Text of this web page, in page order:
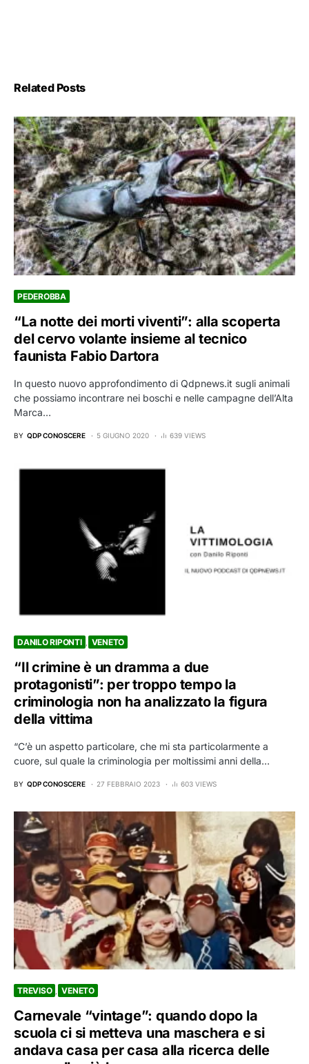
Related Posts
PEDEROBBA
“La notte dei morti viventi”: alla scoperta
del cervo volante insieme al tecnico
faunista Fabio Dartora
In questo nuovo approfondimento di Qdpnews.it sugli animali
che possiamo incontrare nei boschi e nelle campagne dell’Alta
Marca…
BY QDP CONOSCERE 5 GIUGNO 2020 639 VIEWS
DANILO RIPONTI VENETO
“Il crimine è un dramma a due
protagonisti”: per troppo tempo la
criminologia non ha analizzato la figura
della vittima
“C’è un aspetto particolare, che mi sta particolarmente a
cuore, sul quale la criminologia per moltissimi anni della…
BY QDP CONOSCERE 27 FEBBRAIO 2023 603 VIEWS
TREVISO VENETO
Carnevale “vintage”: quando dopo la
scuola ci si metteva una maschera e si
andava casa per casa alla ricerca delle